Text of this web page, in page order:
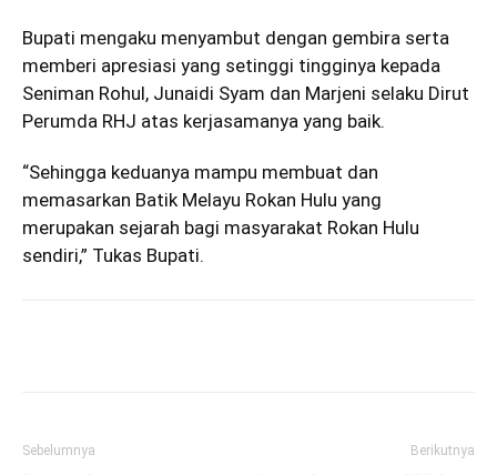
Bupati mengaku menyambut dengan gembira serta
memberi apresiasi yang setinggi tingginya kepada
Seniman Rohul, Junaidi Syam dan Marjeni selaku Dirut
Perumda RHJ atas kerjasamanya yang baik.
“Sehingga keduanya mampu membuat dan
memasarkan Batik Melayu Rokan Hulu yang
merupakan sejarah bagi masyarakat Rokan Hulu
sendiri,” Tukas Bupati.
Sebelumnya Berikutnya